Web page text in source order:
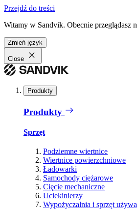
Przejdź do treści
Witamy w Sandvik. Obecnie przeglądasz
Zmień język
Close
Produkty
Produkty
Sprzęt
Podziemne wiertnice
Wiertnice powierzchniowe
Ładowarki
Samochody ciężarowe
Cięcie mechaniczne
Uciekinierzy
Wypożyczalnia i sprzęt